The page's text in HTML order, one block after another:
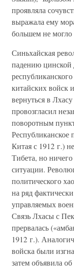
проявляла
выражала ему
большем не
Синьхайская
падению цинской
китайских войск
вернуться в
провозгласил
поворотным
Китая с 1912 г.)
Тибета, но
ситуации.
политического
на ряд
управляемых
Связь Лхасы с
прервалась
1912 г.).
войска были
затем объявила